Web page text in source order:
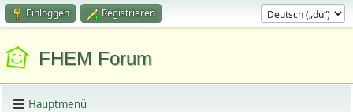
Einloggen Registrieren
FHEM Forum
Hauptmenü